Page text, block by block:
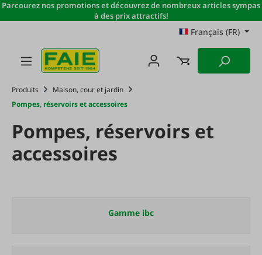
Passer au contenu principal
Parcourez nos promotions et découvrez de nombreux articles sympas
à des prix attractifs!
Français (FR)
Produits
Maison, cour et jardin
Pompes, réservoirs et accessoires
Pompes, réservoirs et
accessoires
Gamme ibc